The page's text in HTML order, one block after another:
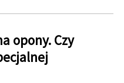
opony. Czy